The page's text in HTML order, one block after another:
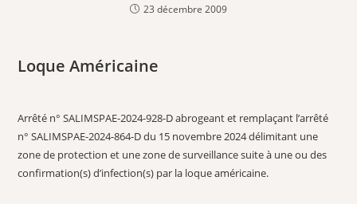
23 décembre 2009
Loque Américaine
Arrêté n° SALIMSPAE-2024-928-D abrogeant et remplaçant l’arrêté
n° SALIMSPAE-2024-864-D du 15 novembre 2024 délimitant une
zone de protection et une zone de surveillance suite à une ou des
confirmation(s) d’infection(s) par la loque américaine.